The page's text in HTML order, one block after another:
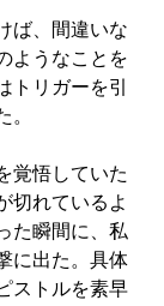
ば、間違いな
ようなことを
トリガーを引
。
覚悟していた
切れているよ
た瞬間に、私
に出た。具体
ストルを素早